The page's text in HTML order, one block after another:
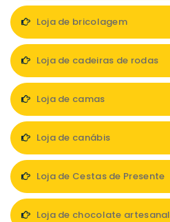
Loja de bricolagem
Loja de cadeiras de rodas
Loja de camas
Loja de canábis
Loja de Cestas de Presente
Loja de chocolate artesanal